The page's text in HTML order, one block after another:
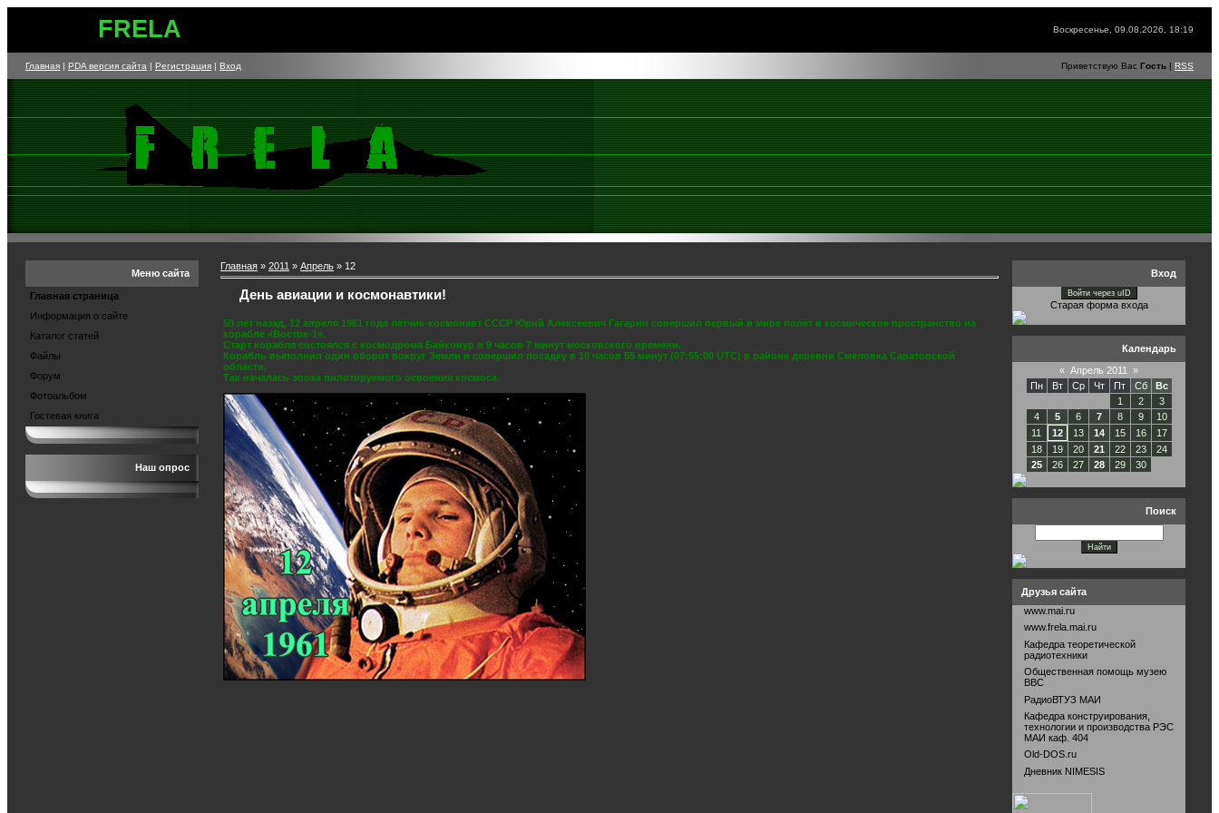
FRELA Воскресенье, 09.08.2026, 18:19
Главная | PDA версия сайта | Регистрация | Вход Приветствую Вас Гость | RSS
Меню сайта
Главная страница
Информация о сайте
Каталог статей
Файлы
Форум
Фотоальбом
Гостевая книга
Наш опрос
Главная » 2011 » Апрель » 12
День авиации и космонавтики!
50 лет назад, 12 апреля 1961 года лётчик-космонавт СССР Юрий Алексеевич Гагарин совершил первый в мире полёт в космическое пространство на
корабле «Восток-1».
Старт корабля состоялся с космодрома Байконур в 9 часов 7 минут московского времени.
Корабль выполнил один оборот вокруг Земли и совершил посадку в 10 часов 55 минут (07:55:00 UTC) в районе деревни Смеловка Саратовской
области.
Так началась эпоха пилотируемого освоения космоса.
Вход
Войти через uID
Старая форма входа
Календарь
« Апрель 2011
»
Пн
Вт Ср Чт Пт Сб
Вс
1
2
3
4
5 6 7 8 9
10
11
12 13 14 15 16
17
18
19 20 21 22 23
24
25
26 27 28 29 30
Поиск
Друзья сайта
www.mai.ru
www.frela.mai.ru
Кафедра теоретической
радиотехники
Общественная помощь музею
ВВС
РадиоВТУЗ МАИ
Кафедра конструирования,
технологии и производства РЭС
МАИ каф. 404
Old-DOS.ru
Дневник NIMESIS